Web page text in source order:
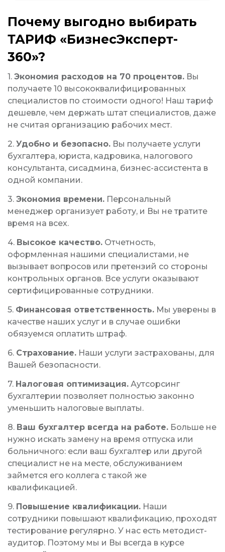
Почему выгодно выбирать
ТАРИФ «БизнесЭксперт-
360»?
1. Экономия расходов на 70 процентов. Вы
получаете 10 высококвалифицированных
специалистов по стоимости одного! Наш тариф
дешевле, чем держать штат специалистов, даже
не считая организацию рабочих мест.
2. Удобно и безопасно. Вы получаете услуги
бухгалтера, юриста, кадровика, налогового
консультанта, сисадмина, бизнес-ассистента в
одной компании.
3. Экономия времени. Персональный
менеджер организует работу, и Вы не тратите
время на всех.
4. Высокое качество. Отчетность,
оформленная нашими специалистами, не
вызывает вопросов или претензий со стороны
контрольных органов. Все услуги оказывают
сертифицированные сотрудники.
5. Финансовая ответственность. Мы уверены в
качестве наших услуг и в случае ошибки
обязуемся оплатить штраф.
6. Страхование. Наши услуги застрахованы, для
Вашей безопасности.
7. Налоговая оптимизация. Аутсорсинг
бухгалтерии позволяет полностью законно
уменьшить налоговые выплаты.
8. Ваш бухгалтер всегда на работе. Больше не
нужно искать замену на время отпуска или
больничного: если ваш бухгалтер или другой
специалист не на месте, обслуживанием
займется его коллега с такой же
квалификацией.
9. Повышение квалификации. Наши
сотрудники повышают квалификацию, проходят
тестирование регулярно. У нас есть методист-
аудитор. Поэтому мы и Вы всегда в курсе